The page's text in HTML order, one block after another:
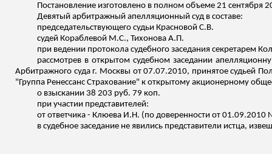
Постановление изготовлено в полном объеме 21 сентября
Девятый арбитражный апелляционный суд в составе:
председательствующего судьи Красновой С.В.
судей Кораблевой М.С., Тихонова А.П.
при ведении протокола судебного заседания секретарем
рассмотрев в открытом судебном заседании
Арбитражного суда г. Москвы от 07.07.2010, принятое судьей
"Группа Ренессанс Страхование" к открытому акционерному
о взыскании 38 203 руб. 79 коп.
при участии представителей:
от ответчика - Клюева И.Н. (по доверенности от 01.09.2010
в судебное заседание не явились представители истца,